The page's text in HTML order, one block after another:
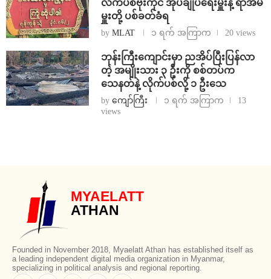
လက်ပစ်ဗုံးကိုင် အုပ်ချုပ်ရေးမှူးနဲ့ ရာအိမ်
မှူးတို့ ပစ်ခတ်ခံရ
by MLAT ၁ ရက် အကြာက 20 views
ဘုန်းကြီးကျောင်းမှာ ညအိပ်ပြီးပြန်လာ
တဲ့ အမျိုးသား ၃ ဦးကို စစ်တပ်က
သေနတ်နဲ့ လိုက်ပစ်လို့ ၁ ဦးသေ
by ကျော်ကြီး ၁ ရက် အကြာက
13
views
MYAELATT
ATHAN
Founded in November 2018, Myaelatt Athan has established itself as
a leading independent digital media organization in Myanmar,
specializing in political analysis and regional reporting.